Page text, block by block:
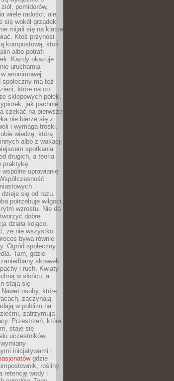
pomidorów,
wiele radości, ale
się wokół grządek.
mijali się na klatce
Ktoś przynosi
kompostową, ktoś
albo potrafi
Każdy okazuje
uruchamia
anonimowej
ma też
które na co
sklepowych półek,
jak pachnie
czekać na pierwsze
nie bierze się z
i wymaga troski.
wiedzę, którą
albo z wakacji
spotkania
drugich, a teoria
praktykę.
uprawianie
się od razu.
potrzebuje wilgoci,
wzrostu. Nie da
dobre
działa kojąco.
że nie wszystko
bywa równie
Ogród społeczny
Tam, gdzie
skrawek
i ruch. Kwiaty
w słońcu, a
stają się
osoby, które
zaczynają
w pobliżu na
zatrzymują
Przestrzeń, która
staje się
uczestników
inicjatywami i
gdzie
rośliny
retencję wody i